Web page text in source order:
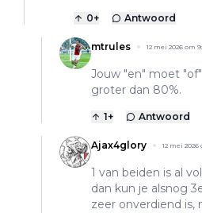
0+ Antwoord
mtrules 12 mei 2026 om
Jouw "en" moet
groter dan 80%.
1+ Antwoord
Ajax4glory 12 mei 2026
1 van beiden is al
dan kun je alsnog
zeer onverdiend is,